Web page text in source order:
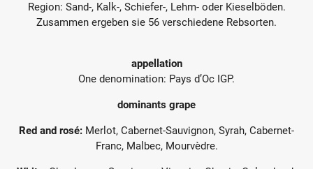
Region: Sand-, Kalk-, Schiefer-, Lehm- oder Kieselböden.
Zusammen ergeben sie 56 verschiedene Rebsorten.
appellation
One denomination: Pays d’Oc IGP.
dominants grape
Red and rosé: Merlot, Cabernet-Sauvignon, Syrah, Cabernet-
Franc, Malbec, Mourvèdre.